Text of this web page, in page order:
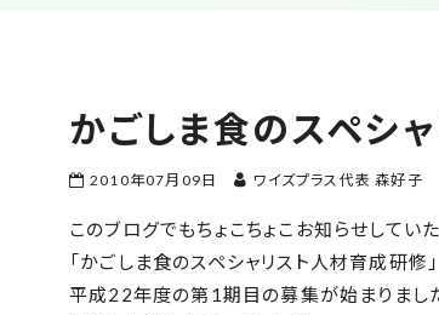
かごしま食のスペシ
2010年07月09日 ワイズプラス代表 森好子
このブログでもちょこちょこお知らせしていた
「かごしま食のスペシャリスト人材育成研修」
平成22年度の第1期目の募集が始まりまし